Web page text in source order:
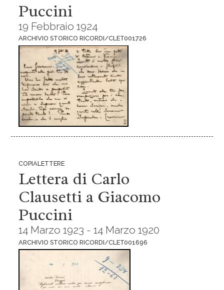
Puccini
19 Febbraio 1924
ARCHIVIO STORICO RICORDI/CLET001726
COPIALETTERE
Lettera di Carlo
Clausetti a Giacomo
Puccini
14 Marzo 1923 - 14 Marzo 1920
ARCHIVIO STORICO RICORDI/CLET001696